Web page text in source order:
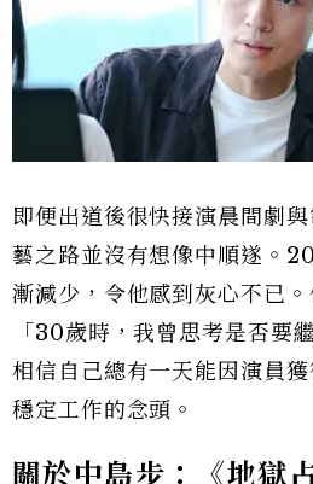
即便出道後很快接演晨間劇
藝之路並沒有想像中順遂。
漸減少，令他感到灰心不已。
「30歲時，我曾思考是否要
相信自己總有一天能因演員
穩定工作的念頭。
關於中島步：《地獄